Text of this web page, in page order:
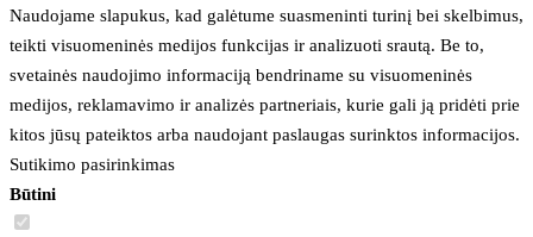
Naudojame slapukus, kad galėtume suasmeninti turinį bei skelbimus,
teikti visuomeninės medijos funkcijas ir analizuoti srautą. Be to,
svetainės naudojimo informaciją bendriname su visuomeninės
medijos, reklamavimo ir analizės partneriais, kurie gali ją pridėti prie
kitos jūsų pateiktos arba naudojant paslaugas surinktos informacijos.
Sutikimo pasirinkimas
Būtini